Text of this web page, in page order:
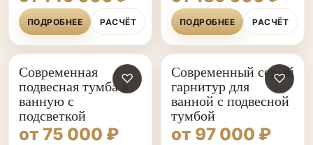
ПОДРОБНЕЕ РАСЧЁТ ПОДРОБНЕЕ РАСЧЁТ
♡
Современная
подвесная тумба в
ванную с
подсветкой
от 75 000 ₽
♡
Современный серый
гарнитур для
ванной с подвесной
тумбой
от 97 000 ₽